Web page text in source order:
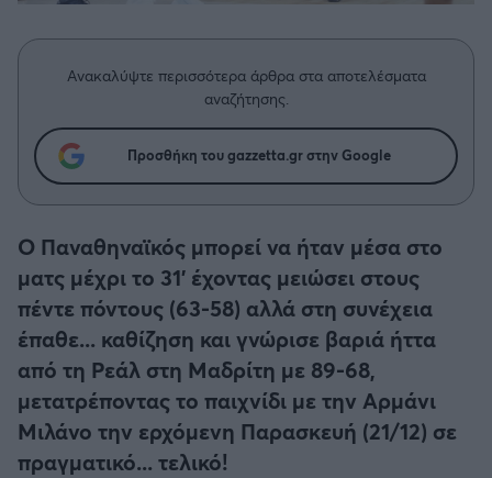
Δημήτρης Τσορμπατζόγλου
Λεβαδειακός
ΟΦΗ
Βόλος
Ατρόμητος Αθηνών
Κηφισιά
Αστέρας Τρίπολης
Παναιτωλικός
Μεγάλη μου Αγάπη
Μια Ιστορία από την Πόλη
Ανακαλύψτε περισσότερα άρθρα στα αποτελέσματα
αναζήτησης.
Προσθήκη του gazzetta.gr στην Google
Ο Παναθηναϊκός μπορεί να ήταν μέσα στο
ματς μέχρι το 31' έχοντας μειώσει στους
πέντε πόντους (63-58) αλλά στη συνέχεια
έπαθε... καθίζηση και γνώρισε βαριά ήττα
από τη Ρεάλ στη Μαδρίτη με 89-68,
μετατρέποντας το παιχνίδι με την Αρμάνι
Μιλάνο την ερχόμενη Παρασκευή (21/12) σε
πραγματικό... τελικό!